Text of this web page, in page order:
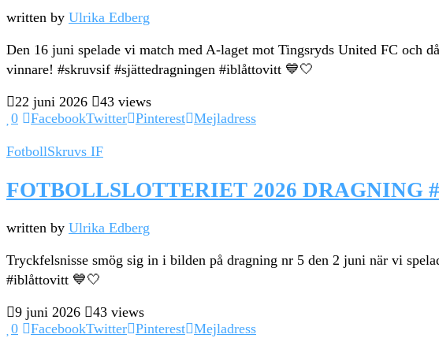
written by Ulrika Edberg
Den 16 juni spelade vi match med A-laget mot Tingsryds United FC och
vinnare! #skruvsif #sjättedragningen #iblåttovitt 💙🤍
22 juni 2026
43 views
0
FacebookTwitter Pinterest Mejladress
FotbollSkruvs IF
FOTBOLLSLOTTERIET 2026 DRAGNING
written by Ulrika Edberg
Tryckfelsnisse smög sig in i bilden på dragning nr 5 den 2 juni när vi
#iblåttovitt 💙🤍
9 juni 2026
43 views
0
FacebookTwitter Pinterest Mejladress